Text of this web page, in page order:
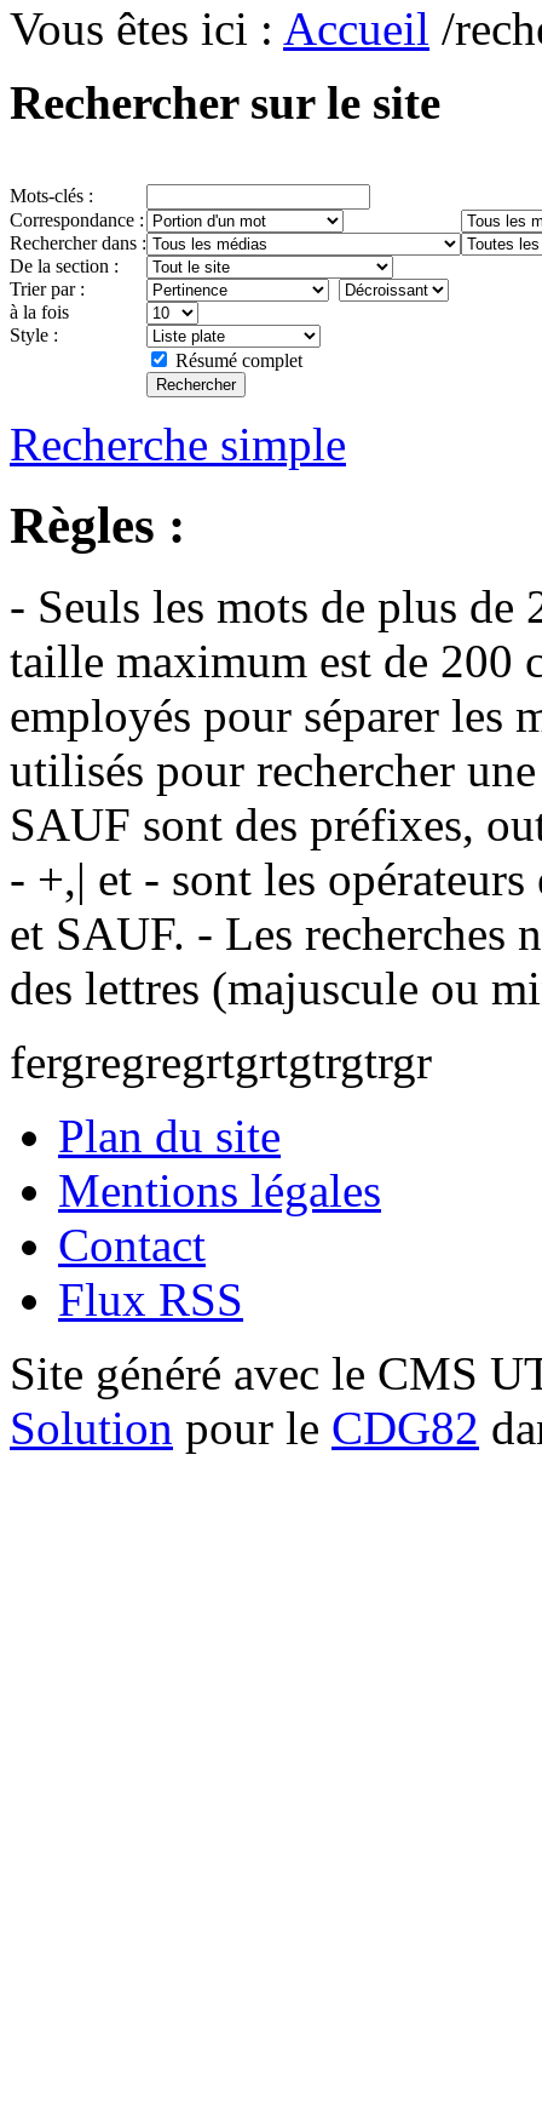
Vous êtes ici : Accueil /
Rechercher sur le site
Mots-clés :
Correspondance :
Rechercher dans :
De la section :
Trier par :
à la fois
Style :
Résumé complet
Recherche simple
Règles :
- Seuls les mots de plus de
taille maximum est de 200
employés pour séparer les
utilisés pour rechercher
SAUF sont des préfixes,
- +,| et - sont les
et SAUF. - Les recherches
des lettres (majuscule ou
fergregregrtgrtgtrgtrgr
Plan du site
Mentions légales
Contact
Flux RSS
Site généré avec le CMS
Solution pour le CDG82